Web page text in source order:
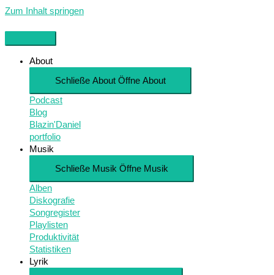
Zum Inhalt springen
About
Schließe About Öffne About
Podcast
Blog
Blazin'Daniel
portfolio
Musik
Schließe Musik Öffne Musik
Alben
Diskografie
Songregister
Playlisten
Produktivität
Statistiken
Lyrik